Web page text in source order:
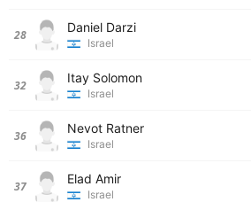
28 Daniel Darzi
Israel
32 Itay Solomon
Israel
36 Nevot Ratner
Israel
37 Elad Amir
Israel